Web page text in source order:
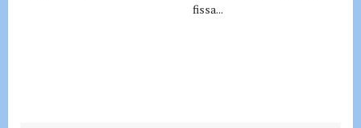
fissa...